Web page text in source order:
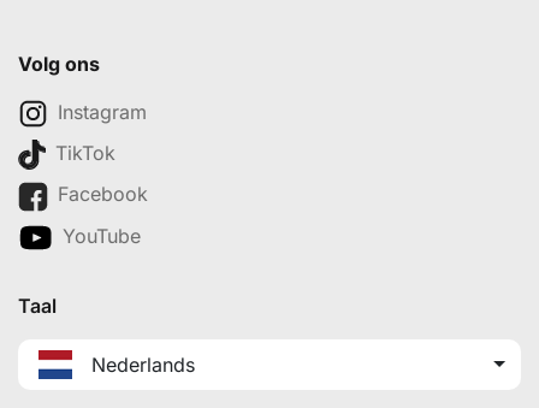
Volg ons
Instagram
TikTok
Facebook
YouTube
Taal
Nederlands